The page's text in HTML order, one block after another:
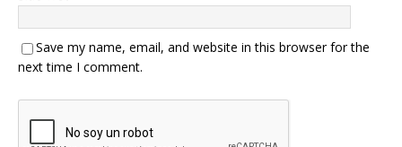
Save my name, email, and website in this browser for the
next time I comment.